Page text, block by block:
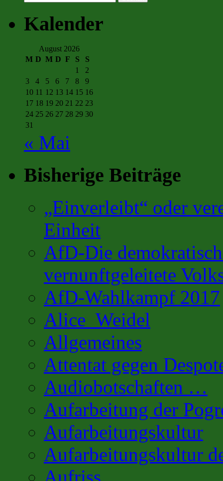
nach:
Kalender
August 2026
M D M D F S
S
1
2
3
4 5 6 7 8
9
10 11 12 13 14 15 16
17 18 19 20 21 22 23
24 25 26 27 28 29 30
31
« Mai
Bisherige Beiträge
„Einverleibt“ oder
Einheit
AfD-Die
vernunftgeleitete
AfD-Wahlkampf 2017
Alice_Weidel
Allgemeines
Attentat gegen
Audiobotschaften …
Aufarbeitung der
Aufarbeitungskultur
Aufarbeitungskultur